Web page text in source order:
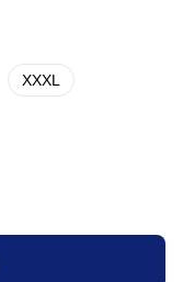
XXXL